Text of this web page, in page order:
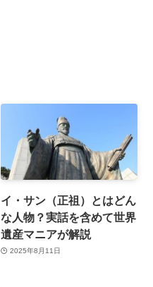
イ・サン（正祖）とはどん
な人物？実話を含めて世界
遺産マニアが解説
2025年8月11日